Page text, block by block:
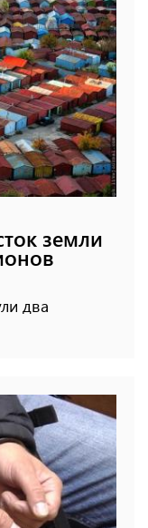
земли
два